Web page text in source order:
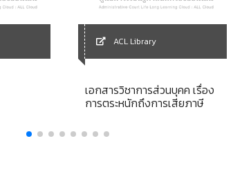
ACL Library
เอกสารวิชาการส่วนบุคค เรื่อง
การตระหนักถึงการเสียภาษี